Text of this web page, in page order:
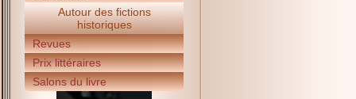
Autour des fictions
historiques
Revues
Prix littéraires
Salons du livre